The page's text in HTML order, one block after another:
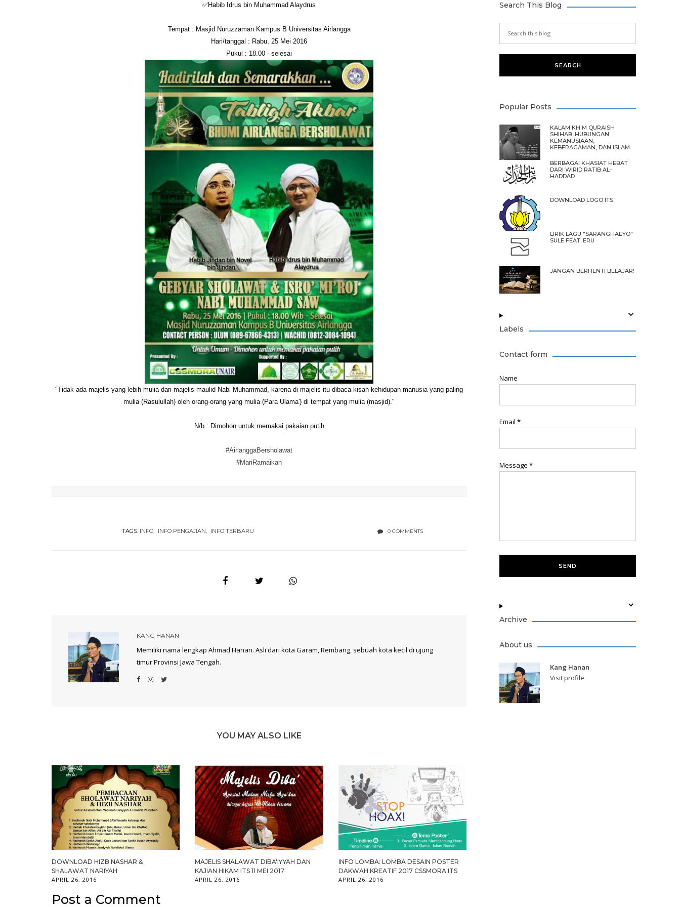
✅Habib Idrus bin Muhammad Alaydrus
Tempat : Masjid Nuruzzaman Kampus B Universitas Airlangga
Hari/tanggal : Rabu, 25 Mei 2016
Pukul : 18.00 - selesai
"Tidak ada majelis yang lebih mulia dari majelis maulid Nabi Muhammad, karena di majelis itu dibaca kisah kehidupan manusia yang paling
mulia (Rasulullah) oleh orang-orang yang mulia (Para Ulama') di tempat yang mulia (masjid)."
N/b : Dimohon untuk memakai pakaian putih
#AirlanggaBersholawat
#MariRamaikan
TAGS: INFO INFO PENGAJIAN INFO TERBARU 0 COMMENTS
KANG HANAN
Memiliki nama lengkap Ahmad Hanan. Asli dari kota Garam, Rembang, sebuah kota kecil di ujung
timur Provinsi Jawa Tengah.
YOU MAY ALSO LIKE
DOWNLOAD HIZB NASHAR &
SHALAWAT NARIYAH
APRIL 26, 2016
MAJELIS SHALAWAT DIBA'IYYAH DAN
KAJIAN HIKAM ITS 11 MEI 2017
APRIL 26, 2016
INFO LOMBA: LOMBA DESAIN POSTER
DAKWAH KREATIF 2017 CSSMORA ITS
APRIL 26, 2016
Post a Comment
Search This Blog
Popular Posts
KALAM KH M QURAISH
SHIHAB: HUBUNGAN
KEMANUSIAAN,
KEBERAGAMAN, DAN ISLAM
BERBAGAI KHASIAT HEBAT
DARI WIRID RATIB AL-
HADDAD
DOWNLOAD LOGO ITS
LIRIK LAGU "SARANGHAEYO"
SULE FEAT. ERU
JANGAN BERHENTI BELAJAR!
Labels
Contact form
Name
Email *
Message *
Archive
About us
Kang Hanan
Visit profile